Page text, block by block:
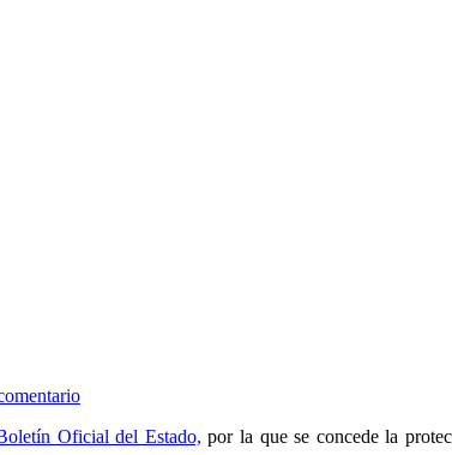
Oficial del Estado, por la que se concede la